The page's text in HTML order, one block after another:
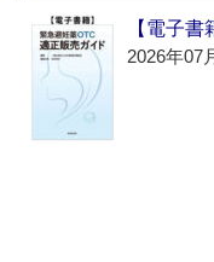
【電子
2026年07